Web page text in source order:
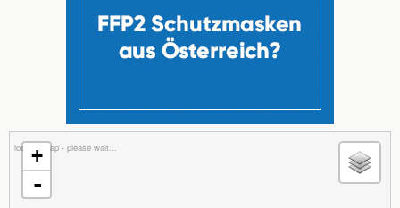
loading map - please wait...
+
-